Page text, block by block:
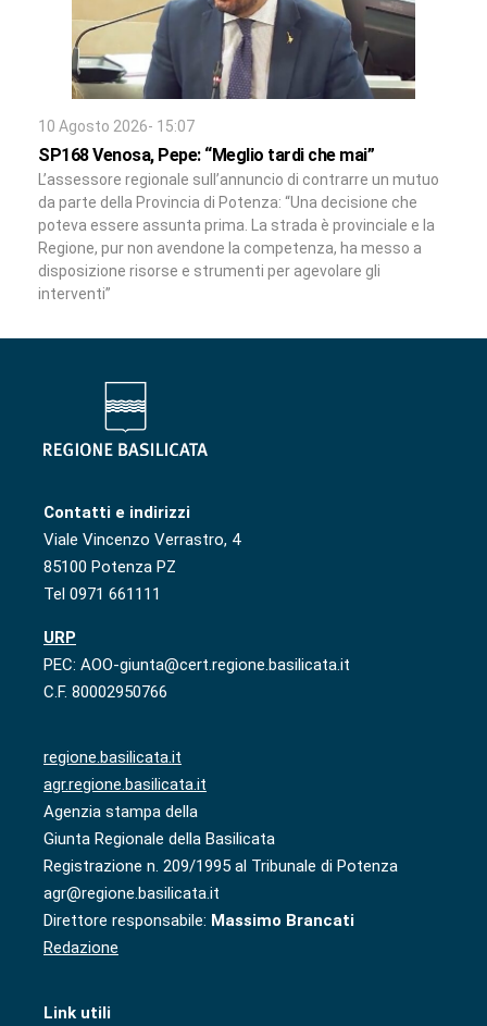
10 Agosto 2026- 15:07
SP168 Venosa, Pepe: “Meglio tardi che mai”
L’assessore regionale sull’annuncio di contrarre un mutuo
da parte della Provincia di Potenza: “Una decisione che
poteva essere assunta prima. La strada è provinciale e la
Regione, pur non avendone la competenza, ha messo a
disposizione risorse e strumenti per agevolare gli
interventi”
Contatti e indirizzi
Viale Vincenzo Verrastro, 4
85100 Potenza PZ
Tel 0971 661111
URP
PEC: AOO-giunta@cert.regione.basilicata.it
C.F. 80002950766
regione.basilicata.it
agr.regione.basilicata.it
Agenzia stampa della
Giunta Regionale della Basilicata
Registrazione n. 209/1995 al Tribunale di Potenza
agr@regione.basilicata.it
Direttore responsabile: Massimo Brancati
Redazione
Link utili